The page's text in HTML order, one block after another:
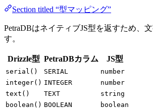
Section titled “型マッピング”
PetraDBはネイティブJS型を返すため、
す。
Drizzle型 PetraDBカラム JS型
serial() SERIAL
number
integer() INTEGER
number
text()
TEXT
string
boolean() BOOLEAN
boolean